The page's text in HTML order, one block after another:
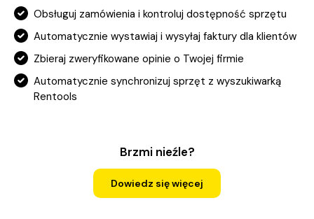
Obsługuj zamówienia i kontroluj dostępność sprzętu
Automatycznie wystawiaj i wysyłaj faktury dla klientów
Zbieraj zweryfikowane opinie o Twojej firmie
Automatycznie synchronizuj sprzęt z wyszukiwarką
Rentools
Brzmi nieźle?
Dowiedz się więcej